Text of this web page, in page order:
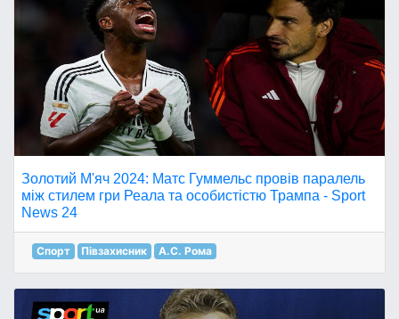
Золотий М'яч 2024: Матс Гуммельс провів паралель
між стилем гри Реала та особистістю Трампа - Sport
News 24
Спорт Півзахисник А.С. Рома